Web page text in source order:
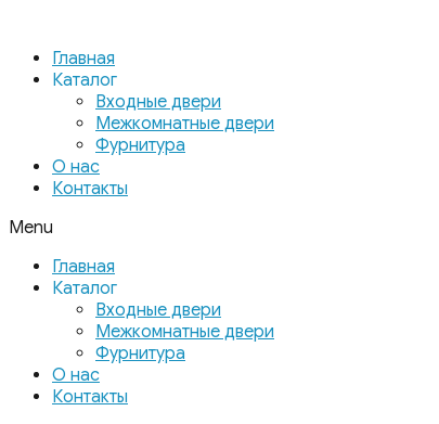
Главная
Каталог
Входные двери
Межкомнатные двери
Фурнитура
О нас
Контакты
Menu
Главная
Каталог
Входные двери
Межкомнатные двери
Фурнитура
О нас
Контакты